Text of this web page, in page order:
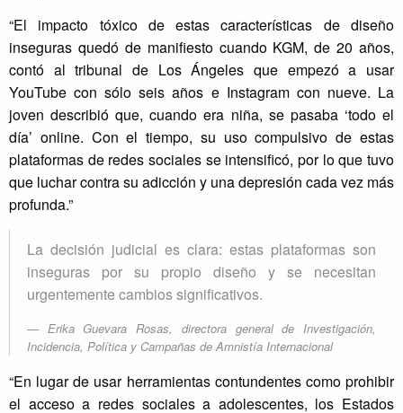
“El impacto tóxico de estas características de diseño
inseguras quedó de manifiesto cuando KGM, de 20 años,
contó al tribunal de Los Ángeles que empezó a usar
YouTube con sólo seis años e Instagram con nueve. La
joven describió que, cuando era niña, se pasaba ‘todo el
día’ online. Con el tiempo, su uso compulsivo de estas
plataformas de redes sociales se intensificó, por lo que tuvo
que luchar contra su adicción y una depresión cada vez más
profunda.”
La decisión judicial es clara: estas plataformas son
inseguras por su propio diseño y se necesitan
urgentemente cambios significativos.
Erika Guevara Rosas, directora general de Investigación,
Incidencia, Política y Campañas de Amnistía Internacional
“En lugar de usar herramientas contundentes como prohibir
el acceso a redes sociales a adolescentes, los Estados